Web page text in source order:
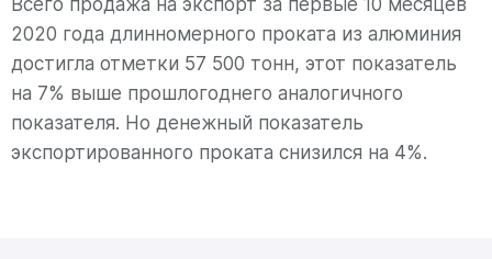
2020 года длинномерного проката из алюминия
достигла отметки 57 500 тонн, этот показатель
на 7% выше прошлогоднего аналогичного
показателя. Но денежный показатель
экспортированного проката снизился на 4%.